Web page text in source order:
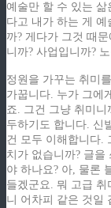
예술만 할 수 있는
다고 내가 하는 게 예
까? 게다가 그것 때
니까? 사업입니까?
정원을 가꾸는 취미
가꿉니다. 누가 그에
죠. 그건 그냥 취미
두하기도 합니다. 신
건 모두 이해합니다.
치가 없습니까? 글을
야 하나요? 아, 물론
들겠군요. 뭐 고급
니 어차피 같은 것일